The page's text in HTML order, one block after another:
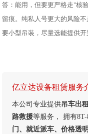
答：能用，但要更严格走"核
留痕。纯私人号更大的风险
要小型吊装，尽量选能提供
亿立达设备租赁服务
本公司专业提供吊车出
路救援等服务， 拥有
门、就近派车、价格透明